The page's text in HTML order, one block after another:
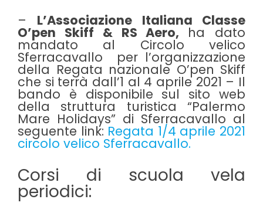
– L’Associazione Italiana Classe
O’pen Skiff & RS Aero, ha dato
mandato al Circolo velico
Sferracavallo per l’organizzazione
della Regata nazionale O’pen Skiff
che si terrà dall’1 al 4 aprile 2021 – Il
bando è disponibile sul sito web
della struttura turistica “Palermo
Mare Holidays” di Sferracavallo al
seguente link: Regata 1/4 aprile 2021
circolo velico Sferracavallo.
Corsi di scuola vela
periodici: